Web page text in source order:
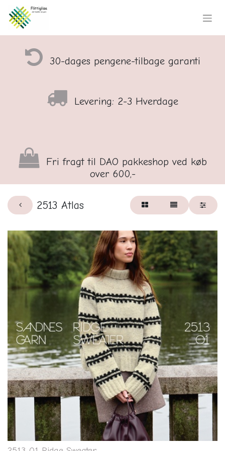
30-dages pengene-tilbage garanti
Levering: 2-3 Hverdage
Fri fragt til DAO pakkeshop ved køb
over 600,-
2513 Atlas